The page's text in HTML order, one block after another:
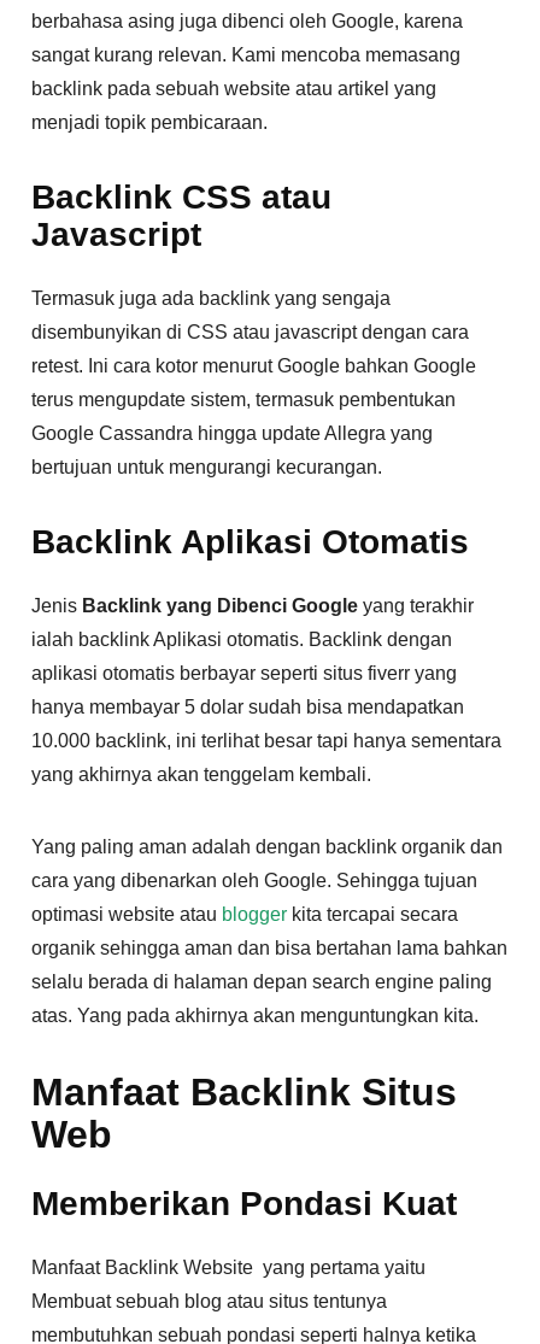
berbahasa asing juga dibenci oleh Google, karena
sangat kurang relevan. Kami mencoba memasang
backlink pada sebuah website atau artikel yang
menjadi topik pembicaraan.
Backlink CSS atau
Javascript
Termasuk juga ada backlink yang sengaja
disembunyikan di CSS atau javascript dengan cara
retest. Ini cara kotor menurut Google bahkan Google
terus mengupdate sistem, termasuk pembentukan
Google Cassandra hingga update Allegra yang
bertujuan untuk mengurangi kecurangan.
Backlink Aplikasi Otomatis
Jenis Backlink yang Dibenci Google yang terakhir
ialah backlink Aplikasi otomatis. Backlink dengan
aplikasi otomatis berbayar seperti situs fiverr yang
hanya membayar 5 dolar sudah bisa mendapatkan
10.000 backlink, ini terlihat besar tapi hanya sementara
yang akhirnya akan tenggelam kembali.
Yang paling aman adalah dengan backlink organik dan
cara yang dibenarkan oleh Google. Sehingga tujuan
optimasi website atau blogger kita tercapai secara
organik sehingga aman dan bisa bertahan lama bahkan
selalu berada di halaman depan search engine paling
atas. Yang pada akhirnya akan menguntungkan kita.
Manfaat Backlink Situs
Web
Memberikan Pondasi Kuat
Manfaat Backlink Website yang pertama yaitu
Membuat sebuah blog atau situs tentunya
membutuhkan sebuah pondasi seperti halnya ketika